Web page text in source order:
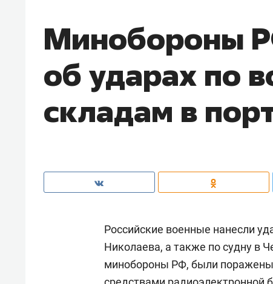
Минобороны
об ударах по
складам в
Российские военные нанесли
Николаева, а также по судну в
минобороны РФ, были поражены